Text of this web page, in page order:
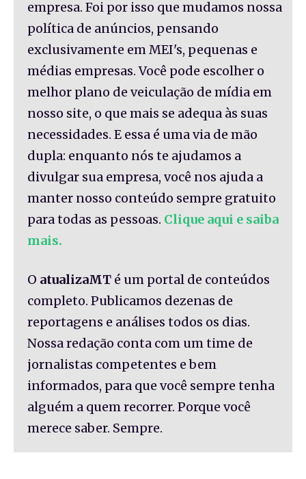
empresa. Foi por isso que mudamos nossa
política de anúncios, pensando
exclusivamente em MEI's, pequenas e
médias empresas. Você pode escolher o
melhor plano de veiculação de mídia em
nosso site, o que mais se adequa às suas
necessidades. E essa é uma via de mão
dupla: enquanto nós te ajudamos a
divulgar sua empresa, você nos ajuda a
manter nosso conteúdo sempre gratuito
para todas as pessoas. Clique aqui e saiba
mais.
O atualizaMT é um portal de conteúdos
completo. Publicamos dezenas de
reportagens e análises todos os dias.
Nossa redação conta com um time de
jornalistas competentes e bem
informados, para que você sempre tenha
alguém a quem recorrer. Porque você
merece saber. Sempre.